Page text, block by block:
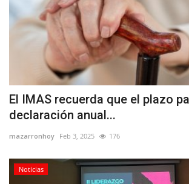
El IMAS recuerda que el plazo
declaración anual...
mazarronhoy Feb 3, 2025 176
Noticias